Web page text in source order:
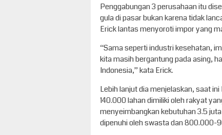
Penggabungan 3 perusahaan itu
gula di pasar bukan karena tidak
Erick lantas menyoroti impor yang
“Sama seperti industri kesehatan,
kita masih bergantung pada asing,
Indonesia,” kata Erick.
Lebih lanjut dia menjelaskan, saat
140.000 lahan dimiliki oleh rakyat
menyeimbangkan kebutuhan 3.5
dipenuhi oleh swasta dan 800.000-